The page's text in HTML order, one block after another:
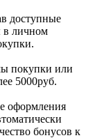
доступные
в личном
покупки или
5000руб.
оформления
бонусов к